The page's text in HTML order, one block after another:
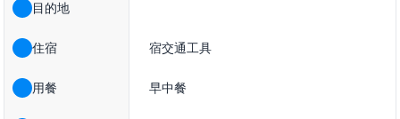
目的地
住宿 宿交通工具
用餐 早中餐